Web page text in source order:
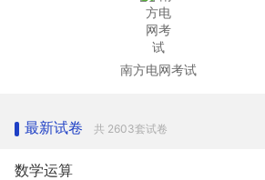
南方电网考试
最新试卷 共 2603套试卷
数学运算